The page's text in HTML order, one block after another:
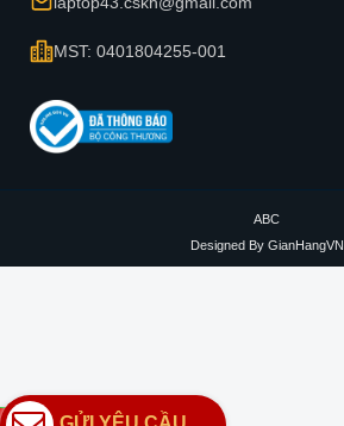
MST: 0401804255-001
ABC
Designed By GianHangVN